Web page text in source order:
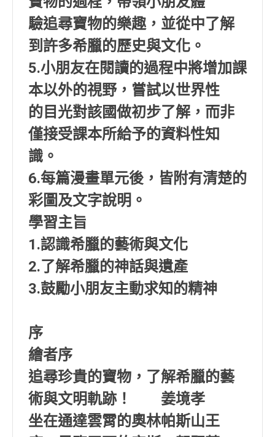
驗追尋寶物的樂趣，並從中了解
到許多希臘的歷史與文化。
5.小朋友在閱讀的過程中將增加課
本以外的視野，嘗試以世界性
的目光對該國做初步了解，而非
僅接受課本所給予的資料性知
識。
6.每篇漫畫單元後，皆附有清楚的
彩圖及文字說明。
學習主旨
1.認識希臘的藝術與文化
2.了解希臘的神話與遺產
3.鼓勵小朋友主動求知的精神
序
繪者序
追尋珍貴的寶物，了解希臘的藝
術與文明軌跡！ 姜境孝
坐在通達雲霄的奧林帕斯山王